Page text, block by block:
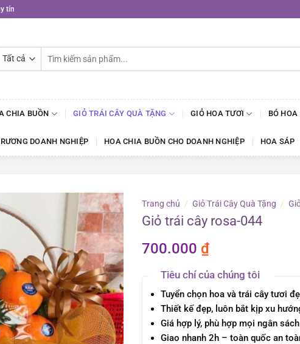
tín
kiếm:
CHIA BUỒN GIỎ TRÁI CÂY QUÀ TẶNG GIỎ HOA TƯƠI BÓ HOA
DOANH NGHIỆP HOA CHIA BUỒN CHO DOANH NGHIỆP HOA SÁP
Trang chủ / Giỏ Trái Cây Quà Tặng /
Giỏ trái cây rosa-044
700.000 ₫
Tiêu chí của chúng tôi
Tuyển chọn hoa và trái cây tươi
Thiết kế đẹp, luôn bắt kịp xu
Giá hợp lý, phù hợp mọi ngân sách
Giao nhanh 2h – toàn quốc an